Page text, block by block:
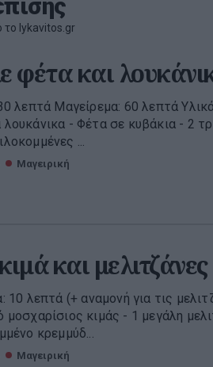
το lykavitos.gr
φέτα και
λεπτά Μαγείρεμα: 60 λεπτά
λουκάνικα - Φέτα σε κυβάκια - 2
...
Μαγειρική
και μελιτζάνες
10 λεπτά (+ αναμονή για τις
μοσχαρίσιος κιμάς - 1 μεγάλη
κρεμμύδ...
Μαγειρική